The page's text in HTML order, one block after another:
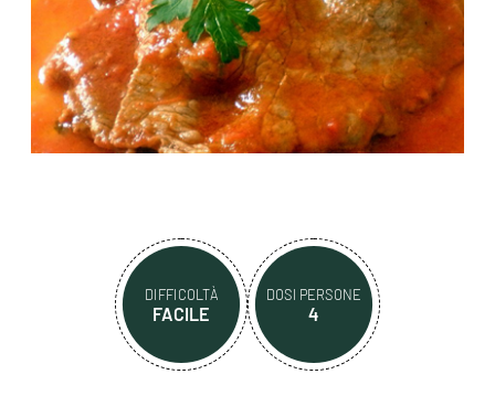
DIFFICOLTÀ
FACILE
DOSI PERSONE
4